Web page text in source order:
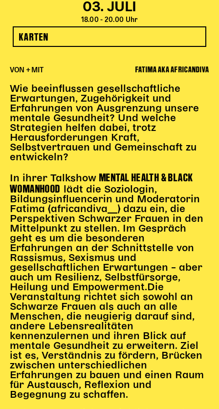
PÄDAGOGIK
Kunst + Wissen
Partnerklasse + Partnerschule
Schulabenteuernacht
Probenklasse
Theaterklasse
Vorstellungen für pädagogische Institutionen
PädagogikClub
Sommerfest
Open House
Newsletter für pädagogische Institutionen
DIGITALE BÜHNE
Gl!tch4
Wem gehört die Bühne?
House of Hybrid Rebels
HAUS
Über Uns
Unser Blog
Team
Künstler*innen 2025/26
03. JULI
18.00 - 20.00 Uhr
KARTEN
VON + MIT FATIMA AKA AFRICANDIVA
Wie beeinflussen gesellschaftliche
Erwartungen, Zugehörigkeit und
Erfahrungen von Ausgrenzung unsere
mentale Gesundheit? Und welche
Strategien helfen dabei, trotz
Herausforderungen Kraft,
Selbstvertrauen und Gemeinschaft zu
entwickeln?
In ihrer Talkshow MENTAL HEALTH & BLACK
WOMANHOOD lädt die Soziologin,
Bildungsinfluencerin und Moderatorin
Fatima (africandiva__) dazu ein, die
Perspektiven Schwarzer Frauen in den
Mittelpunkt zu stellen. Im Gespräch
geht es um die besonderen
Erfahrungen an der Schnittstelle von
Rassismus, Sexismus und
gesellschaftlichen Erwartungen – aber
auch um Resilienz, Selbstfürsorge,
Heilung und Empowerment.Die
Veranstaltung richtet sich sowohl an
Schwarze Frauen als auch an alle
Menschen, die neugierig darauf sind,
andere Lebensrealitäten
kennenzulernen und ihren Blick auf
mentale Gesundheit zu erweitern. Ziel
ist es, Verständnis zu fördern, Brücken
zwischen unterschiedlichen
Erfahrungen zu bauen und einen Raum
für Austausch, Reflexion und
Begegnung zu schaffen.